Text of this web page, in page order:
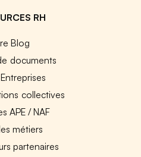
RH
Blog
documents
collectives
APE / NAF
métiers
partenaires